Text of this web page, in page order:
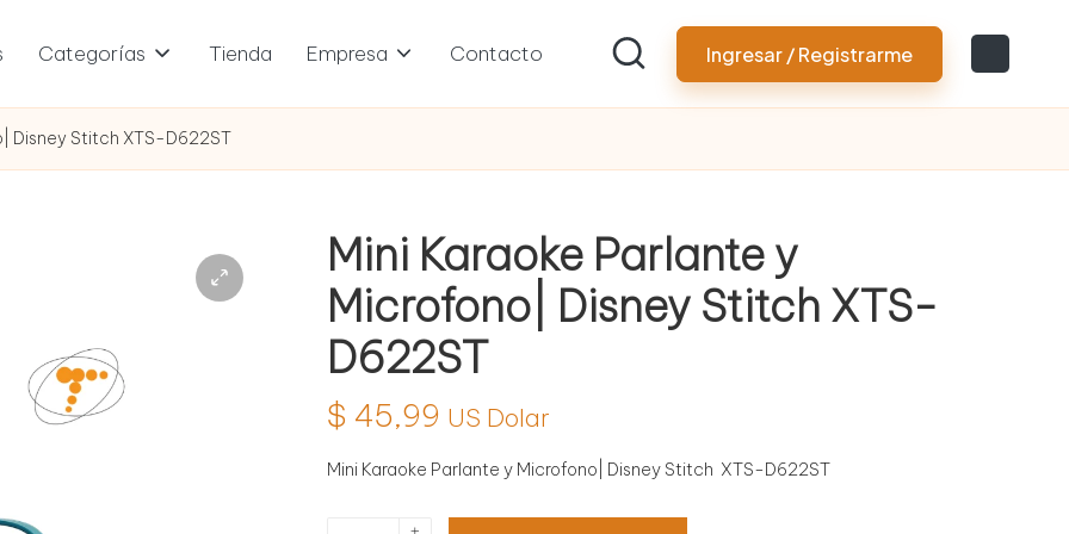
Categorías Tienda Empresa Contacto Ingresar / Registrarme
Disney Stitch XTS-D622ST
Mini Karaoke Parlante y
Microfono| Disney Stitch XTS-
D622ST
$ 45,99 US Dolar
Mini Karaoke Parlante y Microfono| Disney Stitch XTS-D622ST